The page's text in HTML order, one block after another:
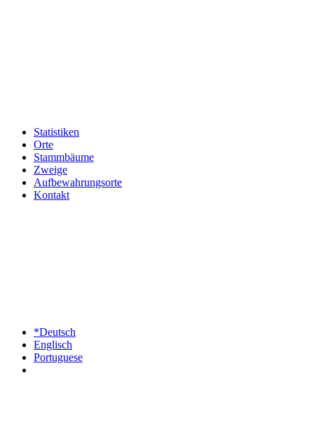
Statistiken
Orte
Stammbäume
Zweige
Aufbewahrungsorte
Kontakt
*Deutsch
Englisch
Portuguese